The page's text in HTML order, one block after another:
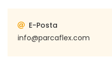
E-Posta
info@parcaflex.com